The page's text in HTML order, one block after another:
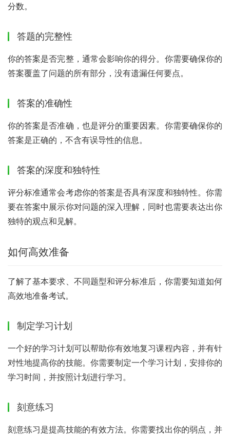
分数。
答题的完整性
你的答案是否完整，通常会影响你的得分。你需要确保你的
答案覆盖了问题的所有部分，没有遗漏任何要点。
答案的准确性
你的答案是否准确，也是评分的重要因素。你需要确保你的
答案是正确的，不含有误导性的信息。
答案的深度和独特性
评分标准通常会考虑你的答案是否具有深度和独特性。你需
要在答案中展示你对问题的深入理解，同时也需要表达出你
独特的观点和见解。
如何高效准备
了解了基本要求、不同题型和评分标准后，你需要知道如何
高效地准备考试。
制定学习计划
一个好的学习计划可以帮助你有效地复习课程内容，并有针
对性地提高你的技能。你需要制定一个学习计划，安排你的
学习时间，并按照计划进行学习。
刻意练习
刻意练习是提高技能的有效方法。你需要找出你的弱点，并